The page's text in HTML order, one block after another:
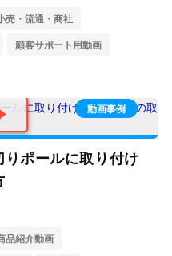
売・流通・商社
顧客サポート用動画
動画事例
りポールに取り付け
品紹介動画